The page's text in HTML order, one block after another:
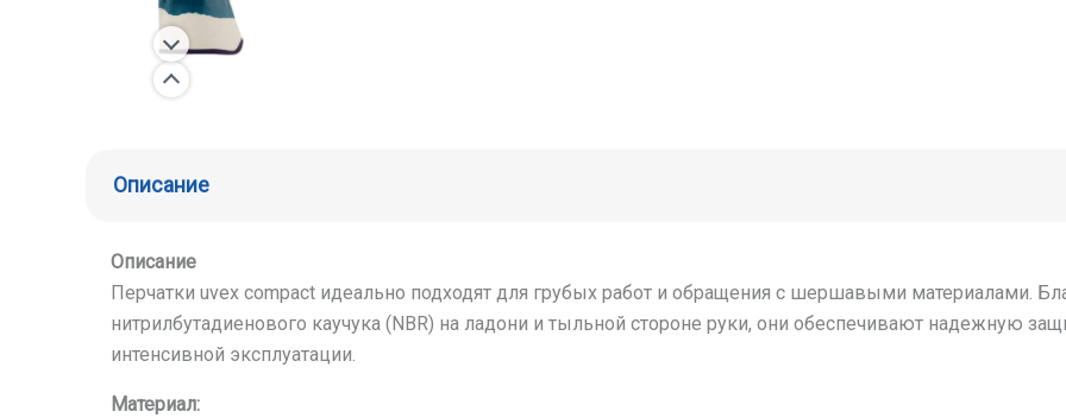
Описание
Описание
Перчатки uvex compact идеально подходят для грубых работ и обращения с шершавыми материалами.
нитрилбутадиенового каучука (NBR) на ладони и тыльной стороне руки, они обеспечивают надежную
интенсивной эксплуатации.
Материал: